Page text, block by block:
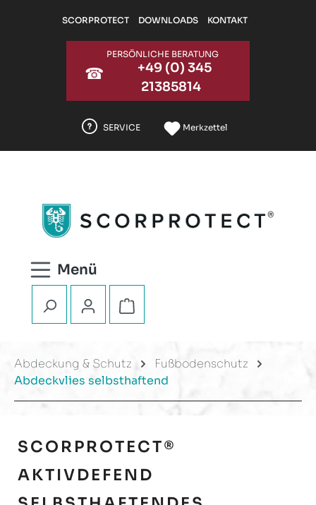
Zum Hauptinhalt springen
SCORPROTECT DOWNLOADS KONTAKT
☎
PERSÖNLICHE BERATUNG
+49 (0) 345
21385814
SERVICE Merkzettel
Warenkorb enthält 0
Abdeckung & Schutz
Fußbodenschutz
Abdeckvlies selbsthaftend
SCORPROTECT®
AKTIVDEFEND